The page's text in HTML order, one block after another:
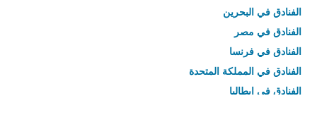
الفنادق في البحرين
الفنادق في مصر
الفنادق في فرنسا
الفنادق في المملكة المتحدة
الفنادق في إيطاليا